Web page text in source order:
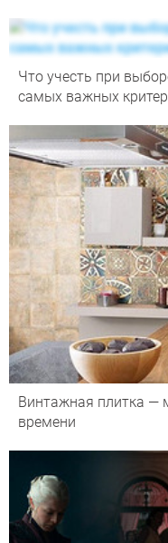
Что учесть при
самых важных
Винтажная плитка —
времени